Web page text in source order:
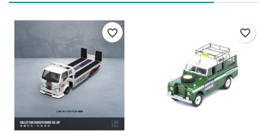
favorite_border favorite_border